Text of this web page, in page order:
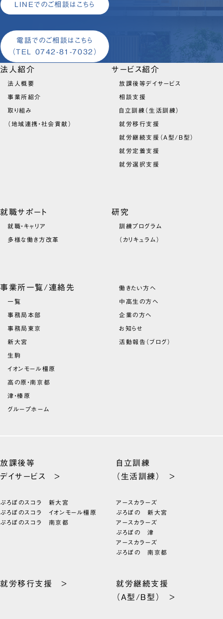
LINEでのご相談はこちら
電話でのご相談はこちら
（TEL 0742-81-7032）
法人紹介
法人概要
事業所紹介
取り組み
（地域連携・社会貢献）
サービス紹介
放課後等デイサービス
相談支援
自立訓練（生活訓練）
就労移行支援
就労継続支援（A型/B型）
就労定着支援
就労選択支援
就職サポート
就職・キャリア
多様な働き方改革
研究
訓練プログラム
（カリキュラム）
事業所一覧/連絡先
一覧
事務局本部
事務局東京
新大宮
生駒
イオンモール橿原
高の原・南京都
津・榛原
グループホーム
働きたい方へ
中高生の方へ
企業の方へ
お知らせ
活動報告（ブログ）
放課後等
デイサービス >
ぷろぼのスコラ 新大宮
ぷろぼのスコラ イオンモール橿原
ぷろぼのスコラ 南京都
自立訓練
（生活訓練） >
アースカラーズ
ぷろぼの 新大宮
アースカラーズ
ぷろぼの 津
アースカラーズ
ぷろぼの 南京都
就労移行支援 >
就労継続支援
（A型/B型） >